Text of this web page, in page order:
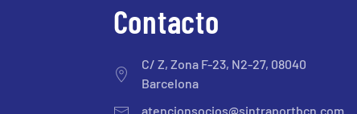
Contacto
C/ Z, Zona F-23, N2-27, 08040
Barcelona
atencionsocios@sintraportbcn.com